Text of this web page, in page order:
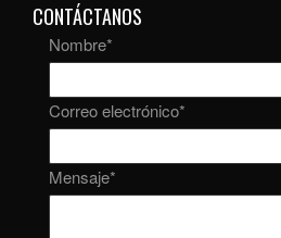
CONTÁCTANOS
Nombre*
Correo electrónico*
Mensaje*